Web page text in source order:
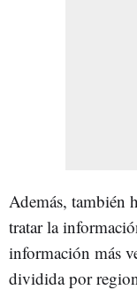
Además, también
tratar la
información más
dividida por